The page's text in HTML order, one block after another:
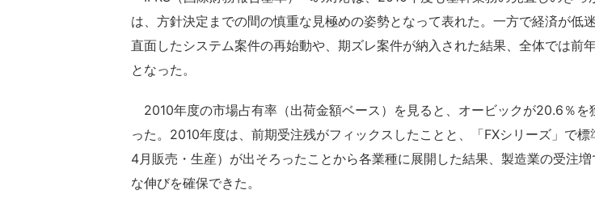
は、方針決定までの間の慎重な見極めの姿勢となって表れた。一方で経済が低
直面したシステム案件の再始動や、期ズレ案件が納入された結果、全体では前
となった。
2010年度の市場占有率（出荷金額ベース）を見ると、オービックが20.6％を
った。2010年度は、前期受注残がフィックスしたことと、「FXシリーズ」で標
4月販売・生産）が出そろったことから各業種に展開した結果、製造業の受注
な伸びを確保できた。